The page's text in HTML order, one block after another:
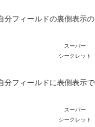
フィールドの裏側表示の
スーパー
シークレット
分フィールドに表側表示
スーパー
シークレット